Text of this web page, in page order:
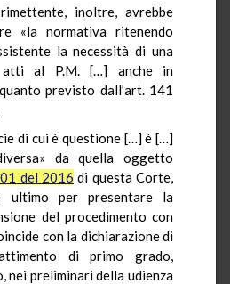
inoltre, avrebbe
«la normativa ritenendo
la necessità di una
atti al P.M. […] anche in
previsto dall’art. 141
di cui è questione […] è […]
da quella oggetto
del 2016 di questa Corte,
ultimo per presentare la
del procedimento con
con la dichiarazione di
di primo grado,
nei preliminari della udienza